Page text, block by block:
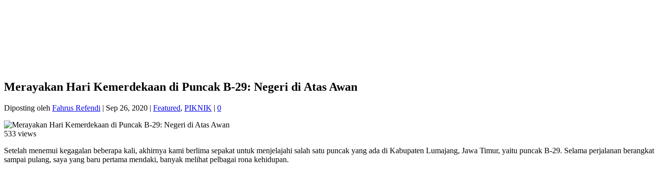
Merayakan Hari Kemerdekaan di Puncak B-29: Negeri di Atas Awan
Diposting oleh Fahrus Refendi | Sep 26, 2020 | Featured, PIKNIK | 0
533 views
Setelah menemui kegagalan beberapa kali, akhirnya kami berlima sepakat untuk menjelajahi salah satu puncak yang ada di Kabupaten Lumajang, Jawa Timur, yaitu puncak B-29. Selama perjalanan berangkat
sampai pulang, saya yang baru pertama mendaki, banyak melihat pelbagai rona kehidupan.